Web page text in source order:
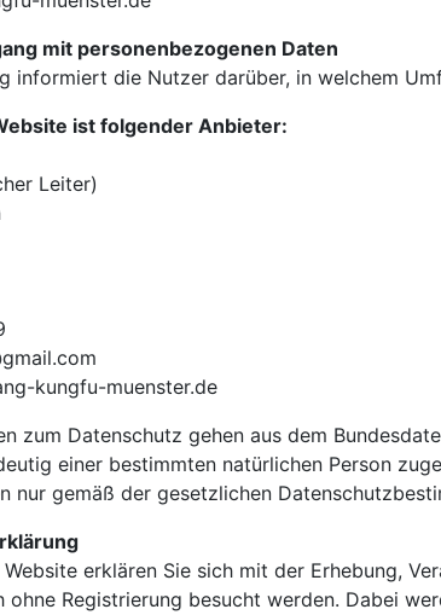
mit personenbezogenen Daten
informiert die Nutzer darüber, in welchem
ist folgender Anbieter:
Leiter)
kungfu-muenster.de
zum Datenschutz gehen aus dem
einer bestimmten natürlichen Person
nur gemäß der gesetzlichen
erklären Sie sich mit der Erhebung,
Registrierung besucht werden. Dabei